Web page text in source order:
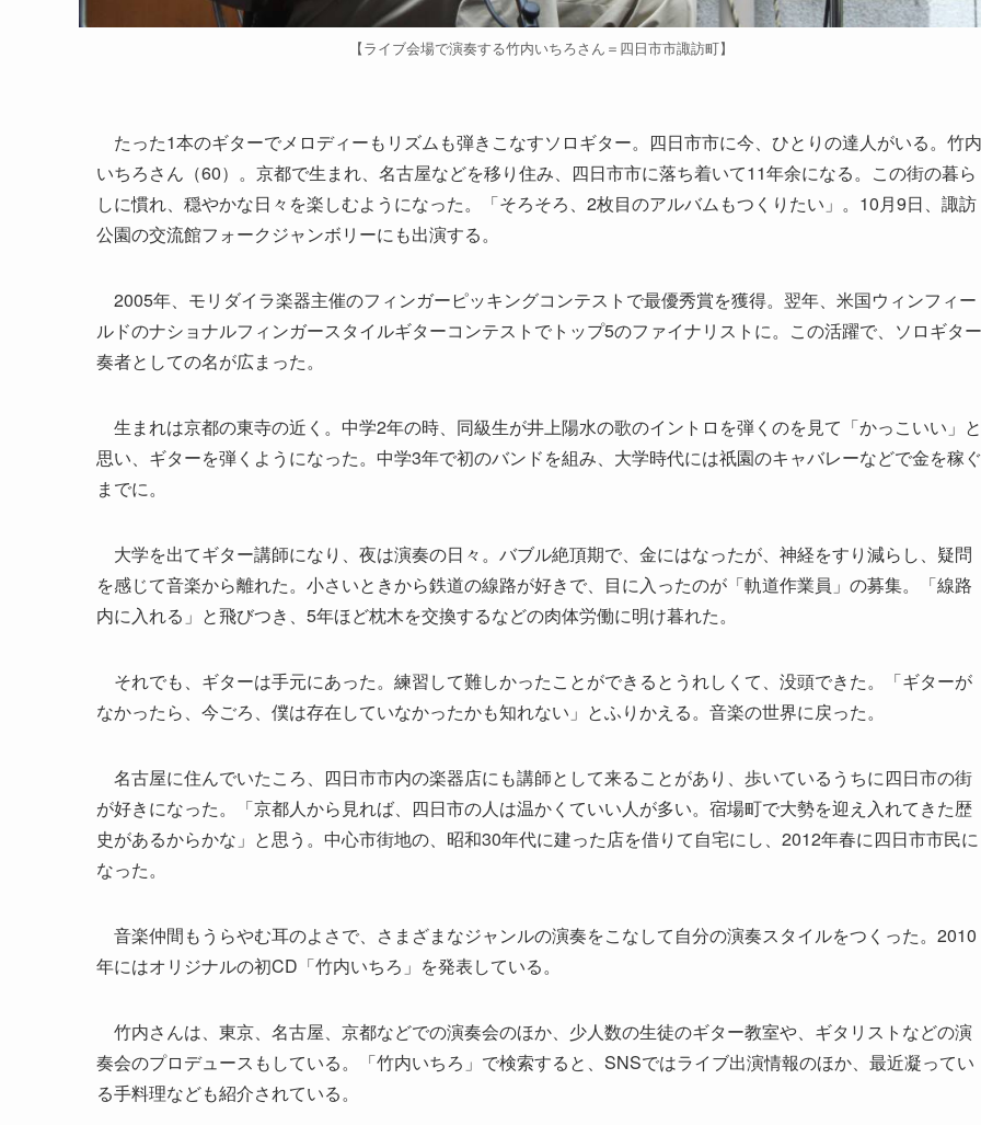
【ライブ会場で演奏する竹内いちろさん＝四日市市諏訪町】
たった1本のギターでメロディーもリズムも弾きこなすソロギター。四日市市に今、ひとりの達人がいる。竹内
いちろさん（60）。京都で生まれ、名古屋などを移り住み、四日市市に落ち着いて11年余になる。この街の暮ら
しに慣れ、穏やかな日々を楽しむようになった。「そろそろ、2枚目のアルバムもつくりたい」。10月9日、諏訪
公園の交流館フォークジャンボリーにも出演する。
2005年、モリダイラ楽器主催のフィンガーピッキングコンテストで最優秀賞を獲得。翌年、米国ウィンフィー
ルドのナショナルフィンガースタイルギターコンテストでトップ5のファイナリストに。この活躍で、ソロギター
奏者としての名が広まった。
生まれは京都の東寺の近く。中学2年の時、同級生が井上陽水の歌のイントロを弾くのを見て「かっこいい」と
思い、ギターを弾くようになった。中学3年で初のバンドを組み、大学時代には祇園のキャバレーなどで金を稼ぐ
までに。
大学を出てギター講師になり、夜は演奏の日々。バブル絶頂期で、金にはなったが、神経をすり減らし、疑問
を感じて音楽から離れた。小さいときから鉄道の線路が好きで、目に入ったのが「軌道作業員」の募集。「線路
内に入れる」と飛びつき、5年ほど枕木を交換するなどの肉体労働に明け暮れた。
それでも、ギターは手元にあった。練習して難しかったことができるとうれしくて、没頭できた。「ギターが
なかったら、今ごろ、僕は存在していなかったかも知れない」とふりかえる。音楽の世界に戻った。
名古屋に住んでいたころ、四日市市内の楽器店にも講師として来ることがあり、歩いているうちに四日市の街
が好きになった。「京都人から見れば、四日市の人は温かくていい人が多い。宿場町で大勢を迎え入れてきた歴
史があるからかな」と思う。中心市街地の、昭和30年代に建った店を借りて自宅にし、2012年春に四日市市民に
なった。
音楽仲間もうらやむ耳のよさで、さまざまなジャンルの演奏をこなして自分の演奏スタイルをつくった。2010
年にはオリジナルの初CD「竹内いちろ」を発表している。
竹内さんは、東京、名古屋、京都などでの演奏会のほか、少人数の生徒のギター教室や、ギタリストなどの演
奏会のプロデュースもしている。「竹内いちろ」で検索すると、SNSではライブ出演情報のほか、最近凝ってい
る手料理なども紹介されている。